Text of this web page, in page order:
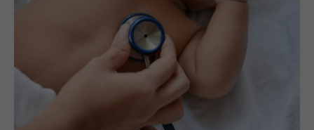
EXCLUSIV
esențial. Prof. dr. Victor Costache (SANADOR):
Reduce numărul copiilor care pierd lupta cu bolile